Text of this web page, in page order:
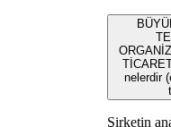
nelerdir
Şirketin